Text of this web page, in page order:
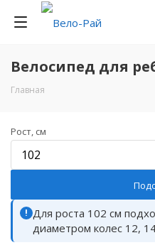
Велосипед для
Главная
Рост, см
! Для роста 102 см
диаметром колес 12,